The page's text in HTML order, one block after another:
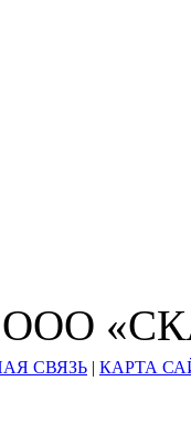
ООО
СВЯЗЬ | КАРТА